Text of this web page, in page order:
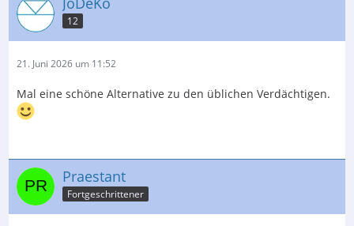
12
21. Juni 2026 um 11:52
Mal eine schöne Alternative zu den üblichen Verdächtigen.
Praestant
Fortgeschrittener